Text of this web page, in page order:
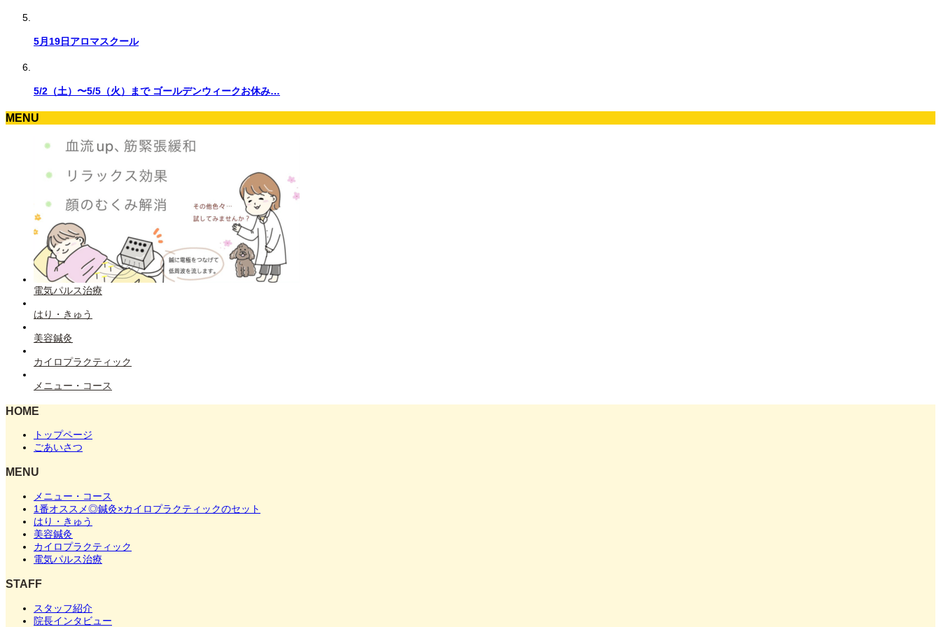
5月19日アロマスクール
5/2（土）〜5/5（火）まで ゴールデンウィークお休み…
MENU
電気パルス治療
はり・きゅう
美容鍼灸
カイロプラクティック
メニュー・コース
HOME
トップページ
ごあいさつ
MENU
メニュー・コース
1番オススメ◎鍼灸×カイロプラクティックのセット
はり・きゅう
美容鍼灸
カイロプラクティック
電気パルス治療
STAFF
スタッフ紹介
院長インタビュー